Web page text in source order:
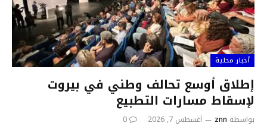
أخبار محلية
إطلاق أوسع تحالف وطني في بيروت
لإسقاط مسارات التطبيع
بواسطة znn أغسطس 7, 2026 0